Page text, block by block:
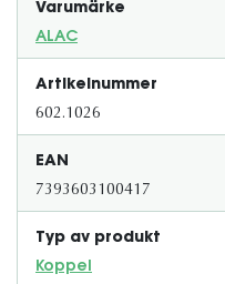
Varumärke
ALAC
Artikelnummer
602.1026
EAN
7393603100417
Typ av produkt
Koppel